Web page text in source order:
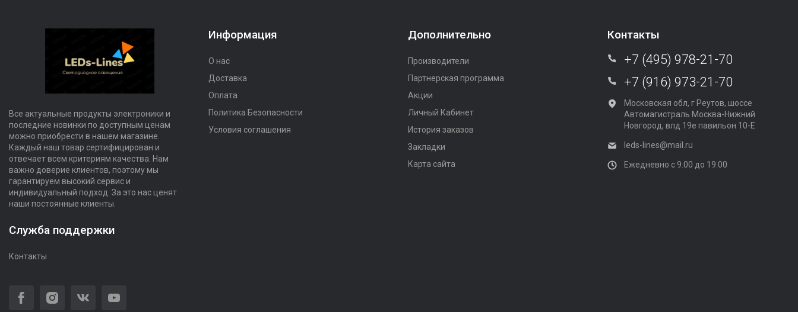
Все актуальные продукты электроники и
последние новинки по доступным ценам
можно приобрести в нашем магазине.
Каждый наш товар сертифицирован и
отвечает всем критериям качества. Нам
важно доверие клиентов, поэтому мы
гарантируем высокий сервис и
индивидуальный подход. За это нас ценят
наши постоянные клиенты.
Служба поддержки
Контакты
Информация
О нас
Доставка
Оплата
Политика Безопасности
Условия соглашения
Дополнительно
Производители
Партнерская программа
Акции
Личный Кабинет
История заказов
Закладки
Карта сайта
Контакты
+7 (495) 978-21-70
+7 (916) 973-21-70
Московская обл, г Реутов, шоссе
Автомагистраль Москва-Нижний
Новгород, влд 19е павильон 10-Е
leds-lines@mail.ru
Ежедневно с 9.00 до 19.00